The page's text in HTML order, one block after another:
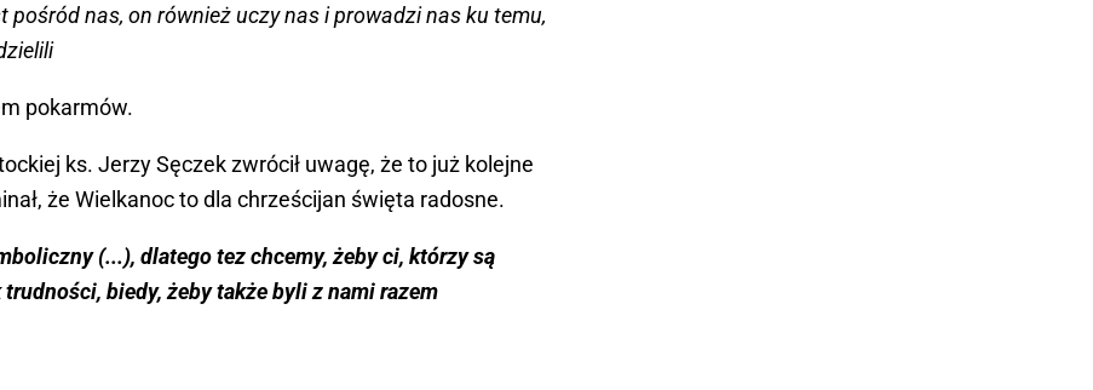
pośród nas, on również uczy nas i prowadzi nas ku temu,
pokarmów.
ks. Jerzy Sęczek zwrócił uwagę, że to już kolejne
że Wielkanoc to dla chrześcijan święta radosne.
(...), dlatego tez chcemy, żeby ci, którzy są
biedy, żeby także byli z nami razem